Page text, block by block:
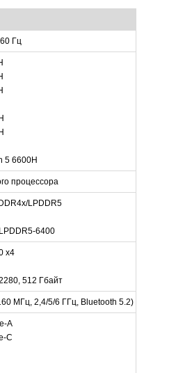
Гц
5 6600H
процессора
LPDDR5
6400
x4
512 Гбайт
МГц, 2,4/5/6 ГГц, Bluetooth 5.2)
A
С